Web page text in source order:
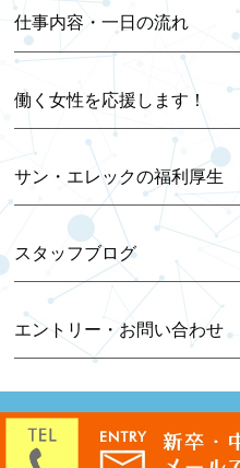
2024年06月 (1)
2024年04月 (1)
2023年12月 (1)
2023年11月 (1)
2023年09月 (1)
2023年05月 (2)
2022年12月 (1)
仕事内容・一日の流れ
働く女性を応援します！
サン・エレックの福利厚生
スタッフブログ
エントリー・お問い合わせ
Copyright© 2019 株式会社SUNELEC.